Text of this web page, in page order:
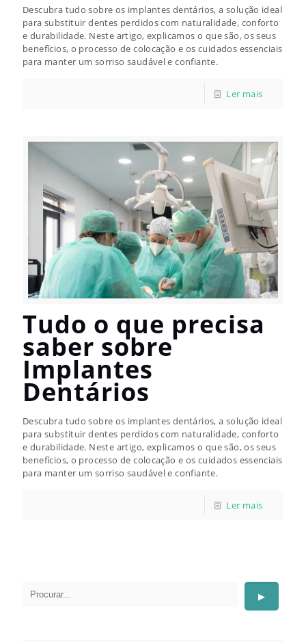
Descubra tudo sobre os implantes dentários, a solução ideal
para substituir dentes perdidos com naturalidade, conforto
e durabilidade. Neste artigo, explicamos o que são, os seus
benefícios, o processo de colocação e os cuidados essenciais
para manter um sorriso saudável e confiante.
Tudo o que precisa
saber sobre
Implantes
Dentários
Descubra tudo sobre os implantes dentários, a solução ideal
para substituir dentes perdidos com naturalidade, conforto
e durabilidade. Neste artigo, explicamos o que são, os seus
benefícios, o processo de colocação e os cuidados essenciais
para manter um sorriso saudável e confiante.
▶